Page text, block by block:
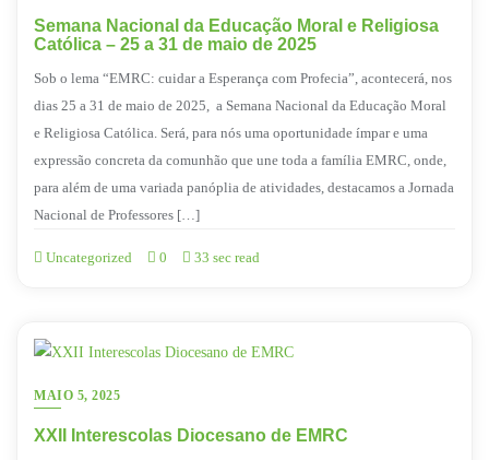
Semana Nacional da Educação Moral e Religiosa
Católica – 25 a 31 de maio de 2025
Sob o lema “EMRC: cuidar a Esperança com Profecia”, acontecerá, nos
dias 25 a 31 de maio de 2025, a Semana Nacional da Educação Moral
e Religiosa Católica. Será, para nós uma oportunidade ímpar e uma
expressão concreta da comunhão que une toda a família EMRC, onde,
para além de uma variada panóplia de atividades, destacamos a Jornada
Nacional de Professores […]
Uncategorized 0 33 sec read
MAIO 5, 2025
XXII Interescolas Diocesano de EMRC